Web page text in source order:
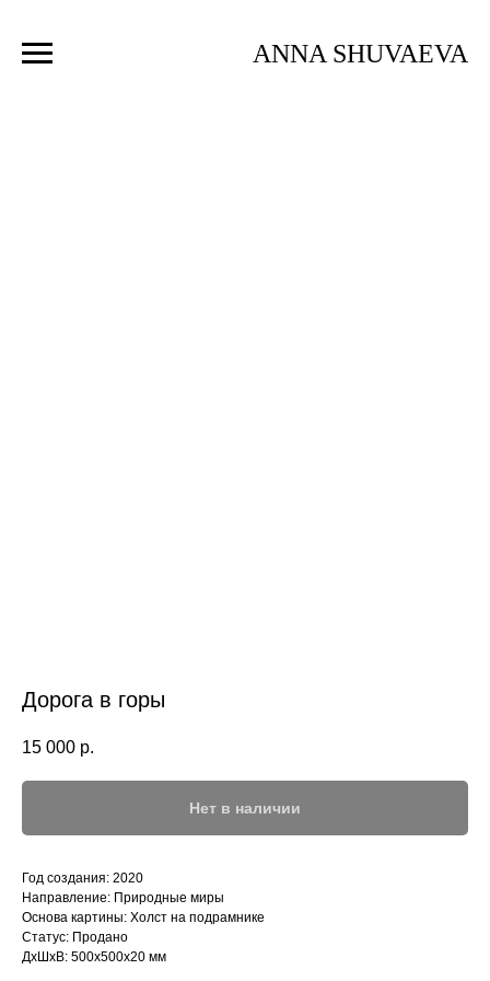
ANNA SHUVAEVA
Дорога в горы
15 000 р.
Нет в наличии
Год создания: 2020
Направление: Природные миры
Основа картины: Холст на подрамнике
Статус: Продано
ДxШxВ: 500x500x20 мм